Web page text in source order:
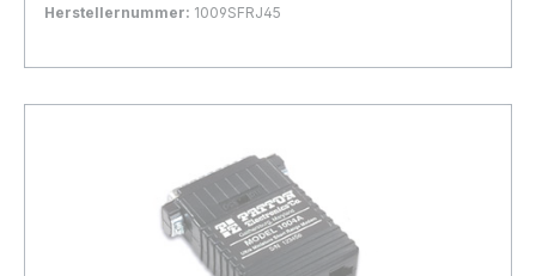
Herstellernummer: 1009SFRJ45
In den Warenkorb